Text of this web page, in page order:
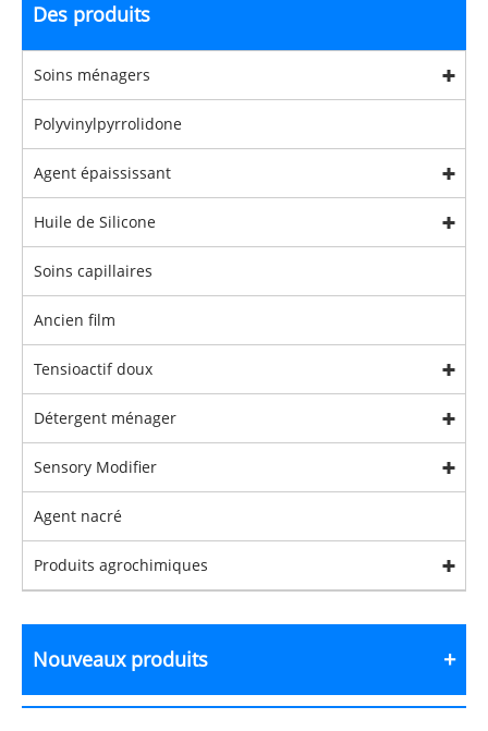
Des produits
Soins ménagers
Polyvinylpyrrolidone
Agent épaississant
Huile de Silicone
Soins capillaires
Ancien film
Tensioactif doux
Détergent ménager
Sensory Modifier
Agent nacré
Produits agrochimiques
Nouveaux produits